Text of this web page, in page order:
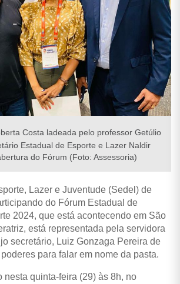
Costa ladeada pelo professor Getúlio
Estadual de Esporte e Lazer Naldir
do Fórum (Foto: Assessoria)
Lazer e Juventude (Sedel) de
do Fórum Estadual de
2024, que está acontecendo em São
está representada pela servidora
secretário, Luiz Gonzaga Pereira de
para falar em nome da pasta.
nesta quinta-feira (29) às 8h, no